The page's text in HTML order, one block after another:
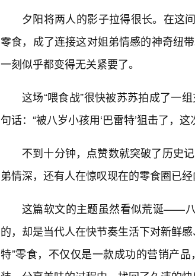
夕阳将两人的影子拉得很长。在这
零食，成了连接这对姐弟情感的神奇纽
一刻似乎都变得无关紧要了。
这场“喂食战”很快被苏苏拍成了一
句话：“被八岁小孩用‘巴雷特’狙击了，
不到十分钟，点赞数就突破了历史
弟情深，还有人在惊叹现在的零食圈已经
这篇软文的主题虽然看似荒诞——
的，却是当代人在快节奏生活下对新鲜
特”零食，不仅仅是一款成功的营销产